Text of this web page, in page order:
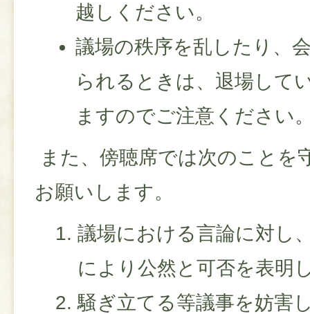
越しください。
議場の秩序を乱したり、
られるときは、退場して
ますのでご注意ください
また、傍聴席では次のことを
お願いします。
議場における言論に対し
により公然と可否を表明
騒ぎ立てる等議事を妨害